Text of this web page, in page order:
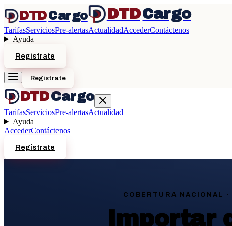
DTDCargo DTDCargo
TarifasServiciosPre-alertasActualidadAccederContáctenos
Ayuda
Regístrate
Regístrate
DTDCargo
TarifasServiciosPre-alertasActualidad
Ayuda
AccederContáctenos
Regístrate
COBERTURA NACIONAL
Importar